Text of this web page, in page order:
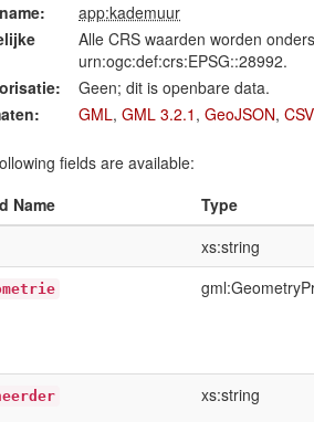
app:kademuur
Alle CRS waarden worden
urn:ogc:def:crs:EPSG::28992.
Geen; dit is openbare data.
GML, GML 3.2.1 , GeoJSON, CSV
fields are available:
Name
Type
xs:string
xs:string